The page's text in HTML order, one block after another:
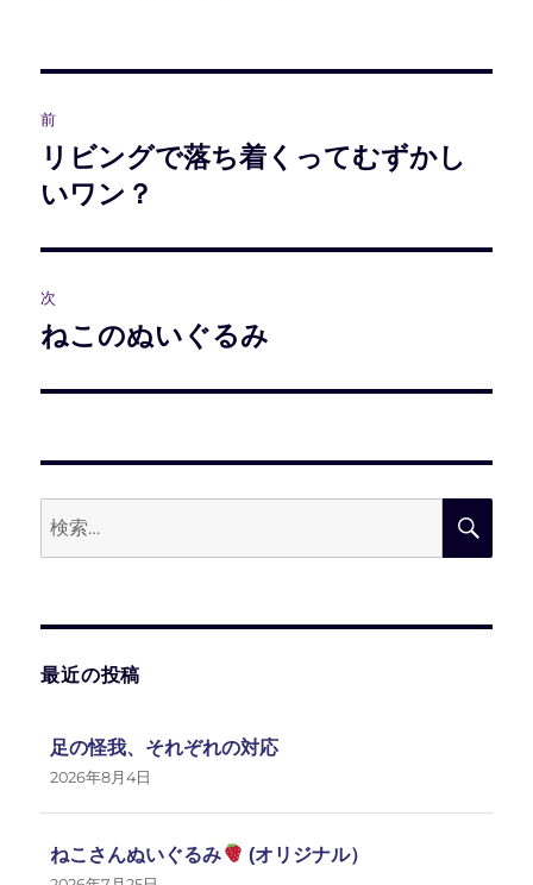
稿
ナ
ビ
ゲ
ー
シ
ョ
ン
前
前
の
稿:
リビングで落ち着くってむずかし
いワン？
次
次
投
ねこのぬいぐるみ
索
最近の投稿
足の怪我、それぞれの対応
2026年8月4日
ねこさんぬいぐるみ (オリジナル）